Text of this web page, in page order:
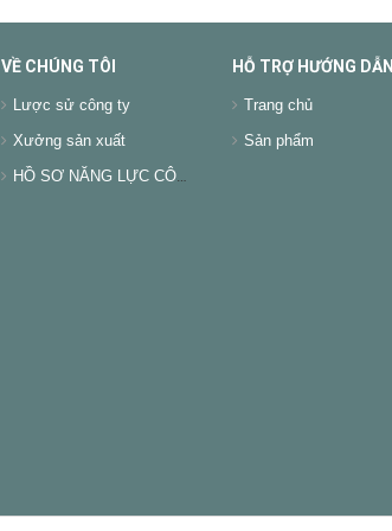
VỀ CHÚNG TÔI
Lược sử công ty
Xưởng sản xuất
HỒ SƠ NĂNG LỰC CÔNG TY
HỖ TRỢ HƯỚNG DẪN
Trang chủ
Sản phẩm